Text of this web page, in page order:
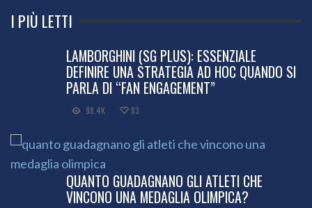
I PIÙ LETTI
LAMBORGHINI (SG PLUS): ESSENZIALE
DEFINIRE UNA STRATEGIA AD HOC QUANDO SI
PARLA DI “FAN ENGAGEMENT”
98.4K 83
QUANTO GUADAGNANO GLI ATLETI CHE
VINCONO UNA MEDAGLIA OLIMPICA?